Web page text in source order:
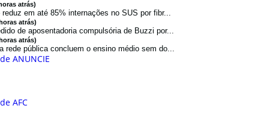
atrás)
reduz em até 85% internações no SUS por fibr...
atrás)
de aposentadoria compulsória de Buzzi por...
atrás)
rede pública concluem o ensino médio sem do...